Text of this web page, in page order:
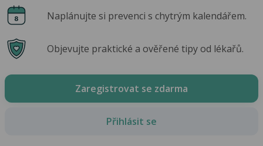
Naplánujte si prevenci s chytrým kalendářem.
Objevujte praktické a ověřené tipy od lékařů.
Zaregistrovat se zdarma
Přihlásit se